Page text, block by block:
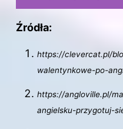
Źródła:
https://clevercat.pl/
walentynkowe-po-
https://angloville.pl/
angielsku-przygotuj-